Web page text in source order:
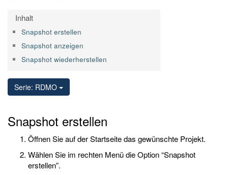
Inhalt
Snapshot erstellen
Snapshot anzeigen
Snapshot wiederherstellen
Serie: RDMO
Snapshot erstellen
Öffnen Sie auf der Startseite das gewünschte Projekt.
Wählen Sie im rechten Menü die Option “Snapshot
erstellen”.